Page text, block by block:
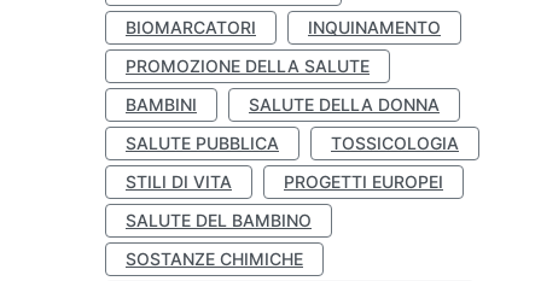
BIOMARCATORI
INQUINAMENTO
PROMOZIONE DELLA SALUTE
BAMBINI
SALUTE DELLA DONNA
SALUTE PUBBLICA
TOSSICOLOGIA
STILI DI VITA
PROGETTI EUROPEI
SALUTE DEL BAMBINO
SOSTANZE CHIMICHE